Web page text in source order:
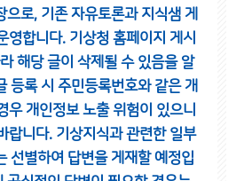
으로, 기존 자유토론과 지식샘 게
영합니다. 기상청 홈페이지 게시
해당 글이 삭제될 수 있음을 알
등록 시 주민등록번호와 같은 개
우 개인정보 노출 위험이 있으니
랍니다. 기상지식과 관련한 일부
선별하여 답변을 게재할 예정입